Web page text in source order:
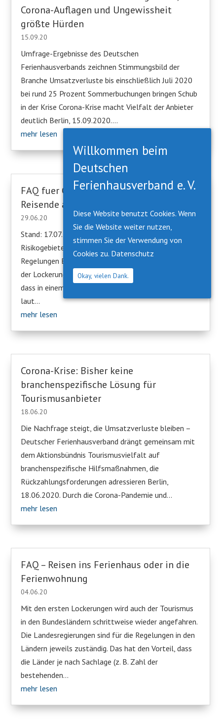
Corona-Auflagen und Ungewissheit
größte Hürden
15.09.20
Umfrage-Ergebnisse des Deutschen
Ferienhausverbands zeichnen Stimmungsbild der
Branche Umsatzverluste bis einschließlich Juli 2020
bei rund 25 Prozent Sommerbuchungen bringen Schub
in der Krise Corona-Krise macht Vielfalt der Anbieter
deutlich Berlin, 15.09.2020....
mehr lesen
FAQ fuer Gastgeber – Verbote fuer
Reisende aus Risikogebieten
29.06.20
Stand: 17.07.2020. 1. Beherbergung von Gästen aus
Risikogebieten zu touristischen Zwecken – aktuelle
Regelungen Bund und Länder hatten sich im Rahmen
der Lockerungen darauf geeinigt, dass für den Fall,
dass in einem Landkreis oder einer kreisfreien Stadt
laut...
mehr lesen
Corona-Krise: Bisher keine
branchenspezifische Lösung für
Tourismusanbieter
18.06.20
Die Nachfrage steigt, die Umsatzverluste bleiben –
Deutscher Ferienhausverband drängt gemeinsam mit
dem Aktionsbündnis Tourismusvielfalt auf
branchenspezifische Hilfsmaßnahmen, die
Rückzahlungsforderungen adressieren Berlin,
18.06.2020. Durch die Corona-Pandemie und...
mehr lesen
FAQ – Reisen ins Ferienhaus oder in die
Ferienwohnung
04.06.20
Mit den ersten Lockerungen wird auch der Tourismus
in den Bundesländern schrittweise wieder angefahren.
Die Landesregierungen sind für die Regelungen in den
Ländern jeweils zuständig. Das hat den Vorteil, dass
die Länder je nach Sachlage (z. B. Zahl der
bestehenden...
mehr lesen
Willkommen beim
Deutschen
Ferienhausverband e. V.
Diese Website benutzt Cookies. Wenn
Sie die Website weiter nutzen,
stimmen Sie der Verwendung von
Cookies zu. Datenschutz
Okay, vielen Dank.